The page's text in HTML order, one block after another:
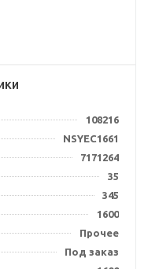
108216
NSYEC1661
7171264
35
345
1600
Прочее
Под заказ